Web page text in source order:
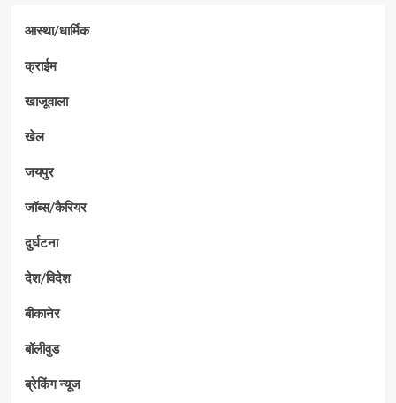
आस्था/धार्मिक
क्राईम
खाजूवाला
खेल
जयपुर
जॉब्स/कैरियर
दुर्घटना
देश/विदेश
बीकानेर
बॉलीवुड
ब्रेकिंग न्यूज